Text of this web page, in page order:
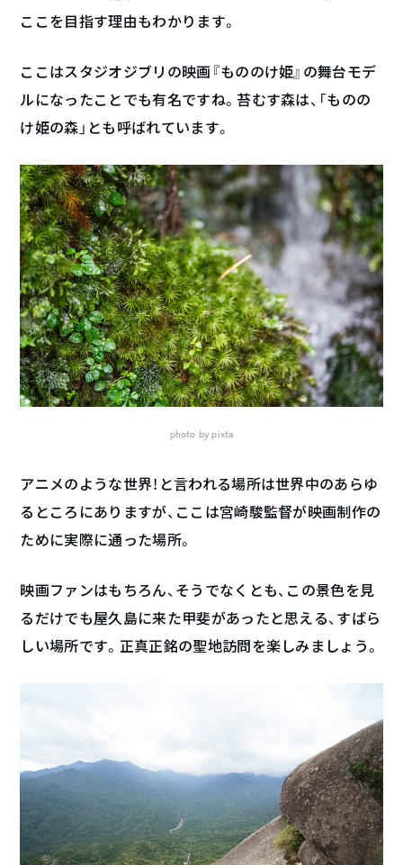
ここを目指す理由もわかります。
ここはスタジオジブリの映画『もののけ姫』の舞台モデ
ルになったことでも有名ですね。苔むす森は、「ものの
け姫の森」とも呼ばれています。
photo by pixta
アニメのような世界！と言われる場所は世界中のあらゆ
るところにありますが、ここは宮崎駿監督が映画制作の
ために実際に通った場所。
映画ファンはもちろん、そうでなくとも、この景色を見
るだけでも屋久島に来た甲斐があったと思える、すばら
しい場所です。正真正銘の聖地訪問を楽しみましょう。